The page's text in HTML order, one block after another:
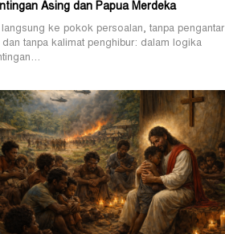
Asing dan Papua Merdeka
langsung ke pokok persoalan, tanpa pengantar
dan tanpa kalimat penghibur: dalam logika